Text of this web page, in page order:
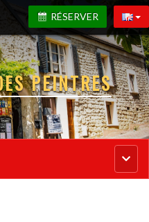
RÉSERVER
PEINTRES
Menu